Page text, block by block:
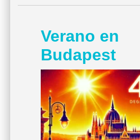
Verano en
Budapest